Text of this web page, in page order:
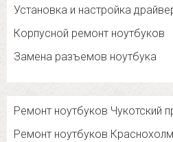
Установка и настройка
Корпусной ремонт ноутбуков
Замена разъемов ноутбука
Ремонт ноутбуков Чукотский
Ремонт ноутбуков